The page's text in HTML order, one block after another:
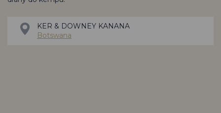
KER & DOWNEY KANANA
Botswana